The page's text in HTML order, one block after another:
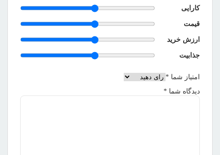
کارایی
قیمت
ارزش خرید
جذابیت
امتیاز شما *
دیدگاه شما *